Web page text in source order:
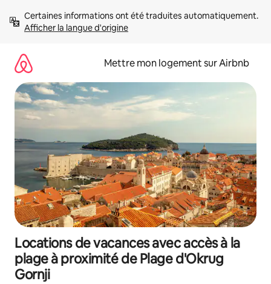
directement
Afficher la langue d'origine
Mettre mon logement sur Airbnb
Locations de vacances avec accès à la
plage à proximité de Plage d'Okrug
Gornji